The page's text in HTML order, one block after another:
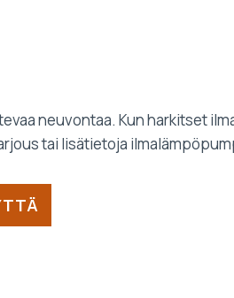
neuvontaa. Kun harkitset
tai lisätietoja